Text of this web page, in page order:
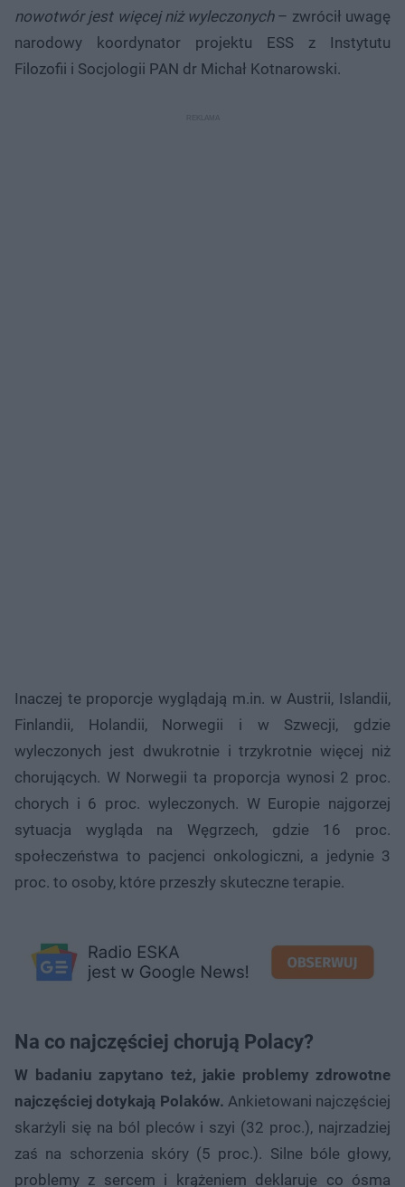
nowotwór jest więcej niż wyleczonych– zwrócił uwagę
narodowy koordynator projektu ESS z Instytutu
Filozofii i Socjologii PAN dr Michał Kotnarowski.
Inaczej te proporcje wyglądają m.in. w Austrii, Islandii,
Finlandii, Holandii, Norwegii i w Szwecji, gdzie
wyleczonych jest dwukrotnie i trzykrotnie więcej niż
chorujących. W Norwegii ta proporcja wynosi 2 proc.
chorych i 6 proc. wyleczonych. W Europie najgorzej
sytuacja wygląda na Węgrzech, gdzie 16 proc.
społeczeństwa to pacjenci onkologiczni, a jedynie 3
proc. to osoby, które przeszły skuteczne terapie.
Na co najczęściej chorują Polacy?
W badaniu zapytano też, jakie problemy zdrowotne
najczęściej dotykają Polaków. Ankietowani najczęściej
skarżyli się na ból pleców i szyi (32 proc.), najrzadziej
zaś na schorzenia skóry (5 proc.). Silne bóle głowy,
problemy z sercem i krążeniem deklaruje co ósma